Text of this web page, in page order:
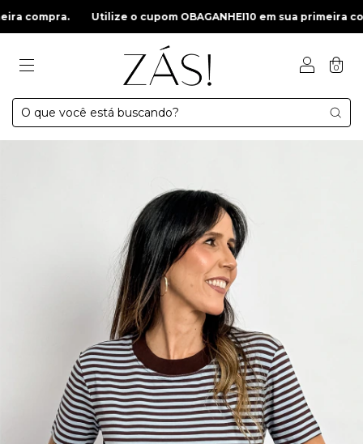
compra. Utilize o cupom OBAGANHEI10 em sua primeira
0